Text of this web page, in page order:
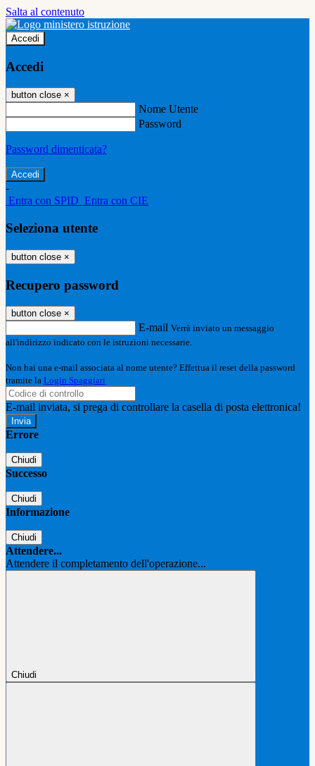
Salta al contenuto
Accedi
Accedi
button close ×
Nome Utente
Password
Password dimenticata?
-
Entra con SPID Entra con CIE
Seleziona utente
button close ×
Recupero password
button close ×
E-mail Verrà inviato un messaggio
all'indirizzo indicato con le istruzioni necessarie.
Non hai una e-mail associata al nome utente? Effettua il reset della password
tramite la Login Spaggiari
E-mail inviata, si prega di controllare la casella di posta elettronica!
Errore
Chiudi
Successo
Chiudi
Informazione
Chiudi
Attendere...
Attendere il completamento dell'operazione...
Chiudi